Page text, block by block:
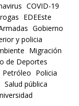
COVID-19
EDEEste
Gobierno
y policia
Migración
de Deportes
Petróleo Policia
Salud pública